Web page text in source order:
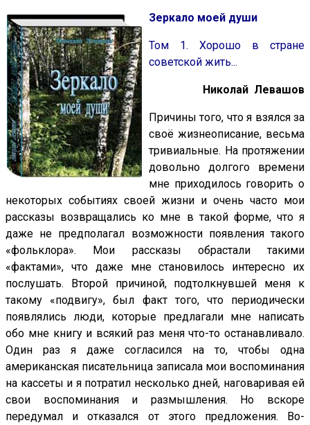
Зеркало моей души
Том 1. Хорошо в стране
советской жить...
Николай Левашов
Причины того, что я взялся за
своё жизнеописание, весьма
тривиальные. На протяжении
довольно долгого времени
мне приходилось говорить о
некоторых событиях своей жизни и очень часто мои
рассказы возвращались ко мне в такой форме, что я
даже не предполагал возможности появления такого
«фольклора». Мои рассказы обрастали такими
«фактами», что даже мне становилось интересно их
послушать. Второй причиной, подтолкнувшей меня к
такому «подвигу», был факт того, что периодически
появлялись люди, которые предлагали мне написать
обо мне книгу и всякий раз меня что-то останавливало.
Один раз я даже согласился на то, чтобы одна
американская писательница записала мои воспоминания
на кассеты и я потратил несколько дней, наговаривая ей
свои воспоминания и размышления. Но вскоре
передумал и отказался от этого предложения. Во-